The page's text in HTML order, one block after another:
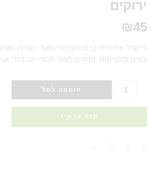
ירוקים
₪45
לייקרה איכותית ברמה גבוהה מאוד, נמתח
במים ובכביסות. מתאים מאוד לבגדי ים, בגדי
הוספה לסל
קנה עכשיו